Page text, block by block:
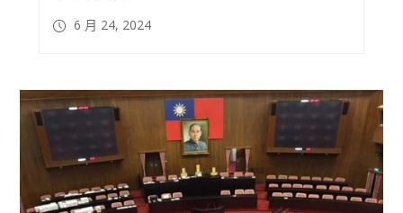
6 月 24, 2024